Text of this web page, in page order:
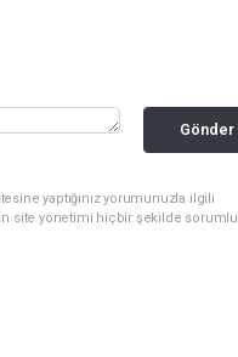
Gönder
yaptığınız yorumunuzla ilgili
site yönetimi hiçbir şekilde sorumlu